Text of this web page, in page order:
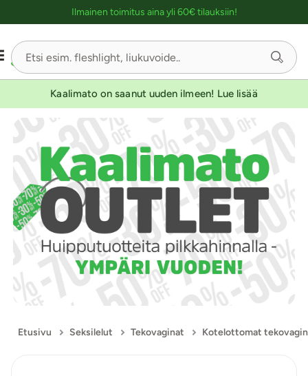
Ilmainen toimitus aina yli 60€ tilauksiin!
Kaalimato on saanut uuden ilmeen! Lue lisää
Etusivu Seksilelut Tekovaginat Kotelottomat